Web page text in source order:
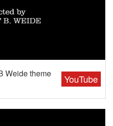
YouTube
Weide theme